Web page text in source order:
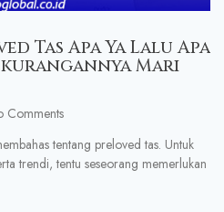
Tas Apa Ya Lalu Apa
Mari
Comments
tentang preloved tas. Untuk
trendi, tentu seseorang memerlukan